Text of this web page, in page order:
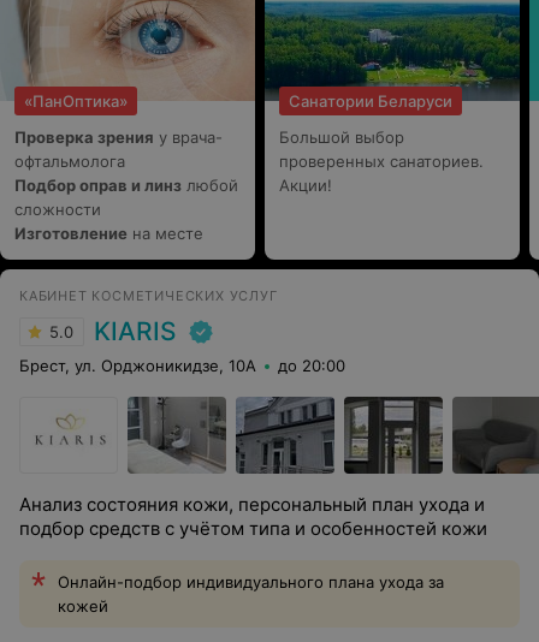
«ПанОптика»
Проверка зрения у врача-
офтальмолога
Подбор оправ и линз любой
сложности
Изготовление на месте
Санатории Беларуси
Большой выбор
проверенных санаториев.
Акции!
КАБИНЕТ КОСМЕТИЧЕСКИХ УСЛУГ
5.0 KIARIS
Брест, ул. Орджоникидзе, 10А до 20:00
Анализ состояния кожи, персональный план ухода и
подбор средств с учётом типа и особенностей кожи
Онлайн-подбор индивидуального плана ухода за
кожей